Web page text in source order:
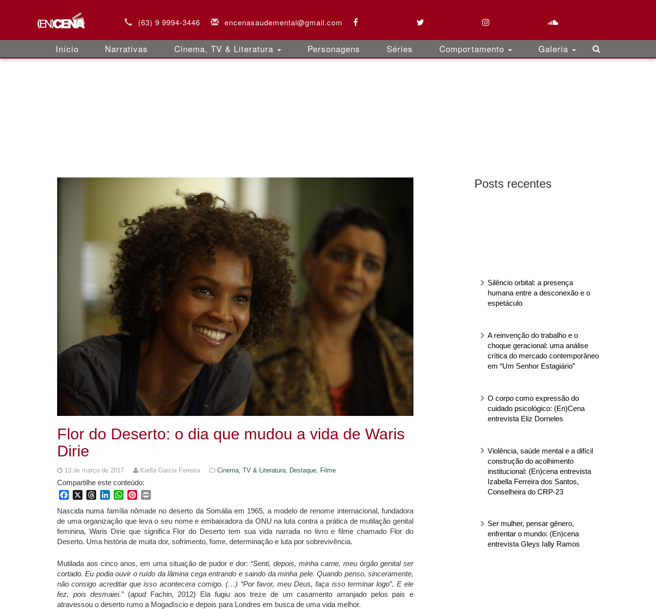
(63) 9 9994-3446 encenasaudemental@gmail.com
Início Narrativas Cinema, TV & Literatura Personagens Séries Comportamento Galeria
Posts recentes
Silêncio orbital: a presença
humana entre a desconexão e o
espetáculo
A reinvenção do trabalho e o
choque geracional: uma análise
crítica do mercado contemporâneo
em “Um Senhor Estagiário”
O corpo como expressão do
cuidado psicológico: (En)Cena
entrevista Eliz Dorneles
Violência, saúde mental e a difícil
construção do acolhimento
institucional: (En)cena entrevista
Izabella Ferreira dos Santos,
Conselheira do CRP-23
Ser mulher, pensar gênero,
enfrentar o mundo: (En)cena
entrevista Gleys Ially Ramos
Flor do Deserto: o dia que mudou a vida de Waris
Dirie
13 de março de 2017 Karlla Garcia Ferreira Cinema, TV & Literatura, Destaque, Filme
Compartilhe este conteúdo:
FacebookThreadsLinkedInWhatsApp
Pinterest
Nascida numa família nômade no deserto da Somália em 1965, a modelo de renome internacional, fundadora
de uma organização que leva o seu nome e embaixadora da ONU na luta contra a prática de mutilação genital
feminina, Waris Dirie que significa Flor do Deserto tem sua vida narrada no livro e filme chamado Flor do
Deserto. Uma história de muita dor, sofrimento, fome, determinação e luta por sobrevivência.
Mutilada aos cinco anos, em uma situação de pudor e dor: “Senti, depois, minha carne, meu órgão genital ser
cortado. Eu podia ouvir o ruído da lâmina cega entrando e saindo da minha pele. Quando penso, sinceramente,
não consigo acreditar que isso acontecera comigo. (…) “Por favor, meu Deus, faça isso terminar logo”. E ele
fez, pois desmaiei.”(apudFachin, 2012) Ela fugiu aos treze de um casamento arranjado pelos pais e
atravessou o deserto rumo a Mogadíscio e depois para Londres em busca de uma vida melhor.